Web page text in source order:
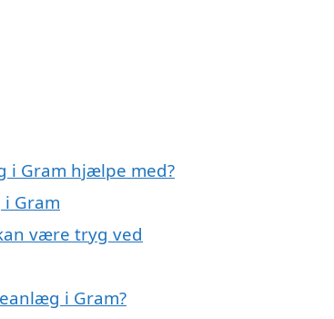
i Gram hjælpe med?
Gram
være tryg ved
i Gram?